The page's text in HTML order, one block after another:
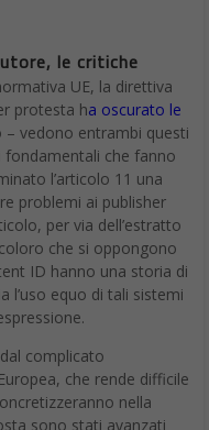
le critiche
UE, la direttiva
protesta ha oscurato le
– vedono entrambi questi
che fanno
l’articolo 11 una
problemi ai publisher
per via dell’estratto
che si oppongono
ID hanno una storia di
l’uso equo di tali sistemi
complicato
che rende difficile
nella
sono stati avanzati